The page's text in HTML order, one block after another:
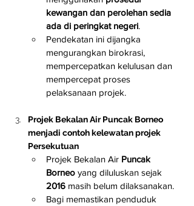
kewangan dan perolehan sedia
ada di peringkat negeri.
Pendekatan ini dijangka
mengurangkan birokrasi,
mempercepatkan kelulusan dan
mempercepat proses
pelaksanaan projek.
Projek Bekalan Air Puncak Borneo
menjadi contoh kelewatan projek
Persekutuan
Projek Bekalan Air Puncak
Borneo yang diluluskan sejak
2016 masih belum dilaksanakan.
Bagi memastikan penduduk